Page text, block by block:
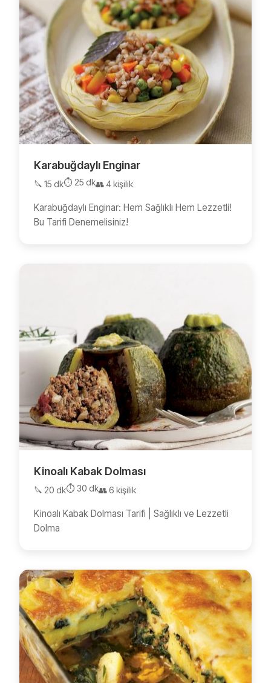
Karabuğdaylı Enginar
🔪 15 dk⏱️ 25 dk👥 4 kişilik
Karabuğdaylı Enginar: Hem Sağlıklı Hem Lezzetli!
Bu Tarifi Denemelisiniz!
Kinoalı Kabak Dolması
🔪 20 dk⏱️ 30 dk👥 6 kişilik
Kinoalı Kabak Dolması Tarifi | Sağlıklı ve Lezzetli
Dolma